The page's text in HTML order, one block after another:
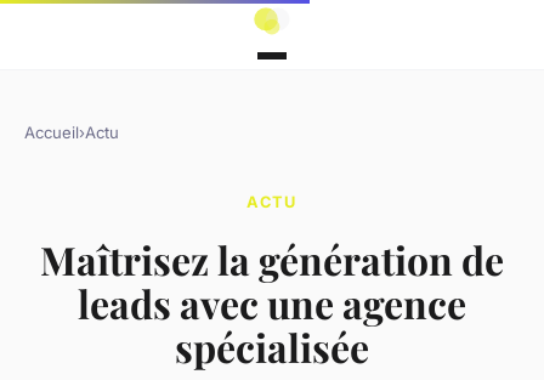
Accueil›Actu
ACTU
Maîtrisez la génération de
leads avec une agence
spécialisée